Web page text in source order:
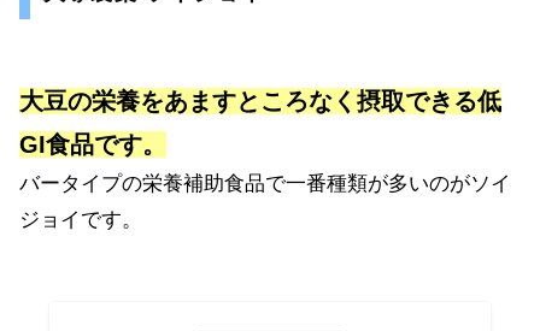
大豆の栄養をあますところなく摂取できる低
GI食品です。
バータイプの栄養補助食品で一番種類が多いのがソイ
ジョイです。